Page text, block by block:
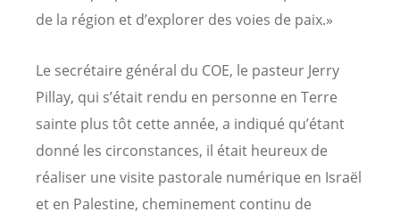
de la région et d’explorer des voies de paix.»
Le secrétaire général du COE, le pasteur Jerry
Pillay, qui s’était rendu en personne en Terre
sainte plus tôt cette année, a indiqué qu’étant
donné les circonstances, il était heureux de
réaliser une visite pastorale numérique en Israël
et en Palestine, cheminement continu de